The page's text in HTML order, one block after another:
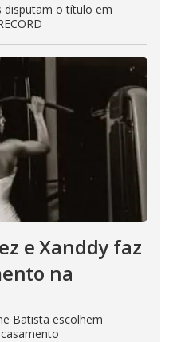
disputam o título em
e Xanddy faz
na
Batista escolhem